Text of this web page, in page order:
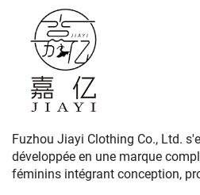
Fuzhou Jiayi Clothing Co., Ltd.
développée en une marque
féminins intégrant conception,